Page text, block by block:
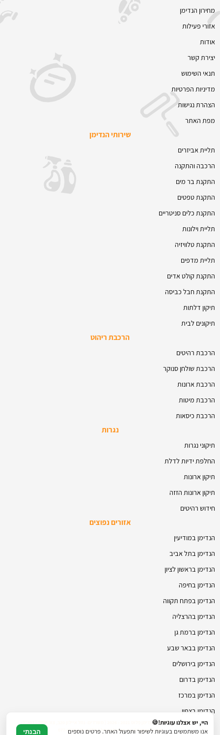
מחירון הנדימן
אזורי פעילות
אודות
יצירת קשר
תנאי השימוש
מדיניות הפרטיות
הצהרת נגישות
מפת האתר
שירותי הנדימן
תליית אביזרים
הרכבה והתקנה
התקנת בר מים
התקנת טפטים
התקנת כלים סניטריים
תליית וילונות
התקנת טלוויזיה
תליית מדפים
התקנת קולט אדים
התקנת חבל כביסה
תיקון דלתות
תיקונים לבית
הרכבת ריהוט
הרכבת רהיטים
הרכבת שולחן סנוקר
הרכבת ארונות
הרכבת מיטות
הרכבת כיסאות
נגרות
תיקוני נגרות
החלפת ידיות לדלת
תיקון ארונות
תיקון ארונות הזזה
חידוש רהיטים
אזורים נפוצים
הנדימן במודיעין
הנדימן בתל אביב
הנדימן בראשון לציון
הנדימן בחיפה
הנדימן בפתח תקווה
הנדימן בהרצליה
הנדימן ברמת גן
הנדימן בבאר שבע
הנדימן בירושלים
הנדימן בדרום
הנדימן במרכז
הנדימן בצפון
hmanhman.co.il@gmail.com | טלפון: 077-4706236
היי, יש אצלנו עוגיות!🍪
אנו משתמשים בעוגיות לשיפור ותפעול האתר. פרטים נוספים
הבנתי